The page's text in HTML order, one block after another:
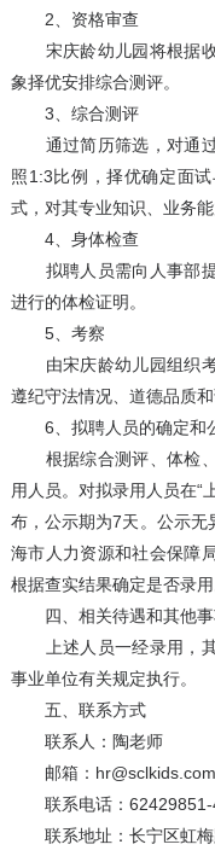
2、资格审查
宋庆龄幼儿园将根据收
象择优安排综合测评。
3、综合测评
通过简历筛选，对通过
照1:3比例，择优确定面
式，对其专业知识、业务
4、身体检查
拟聘人员需向人事部提
进行的体检证明。
5、考察
由宋庆龄幼儿园组织考
遵纪守法情况、道德品质和
6、拟聘人员的确定和
根据综合测评、体检、
用人员。对拟录用人员在“
布，公示期为7天。公示无
海市人力资源和社会保障
根据查实结果确定是否录用
四、相关待遇和其他事
上述人员一经录用，其
事业单位有关规定执行。
五、联系方式
联系人：陶老师
邮箱：hr@sclkids.com
联系电话：62429851-
联系地址：长宁区虹梅